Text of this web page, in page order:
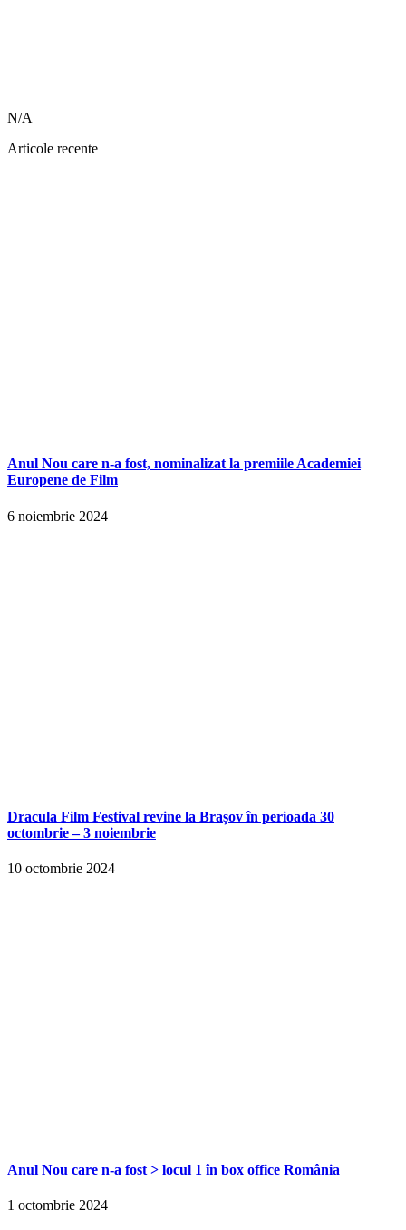
N/A
Articole recente
Anul Nou care n-a fost, nominalizat la premiile Academiei
Europene de Film
6 noiembrie 2024
Dracula Film Festival revine la Brașov în perioada 30
octombrie – 3 noiembrie
10 octombrie 2024
Anul Nou care n-a fost > locul 1 în box office România
1 octombrie 2024